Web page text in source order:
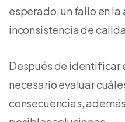
esperado, un fallo en la
inconsistencia de
Después de identificar
necesario evaluar
consecuencias,